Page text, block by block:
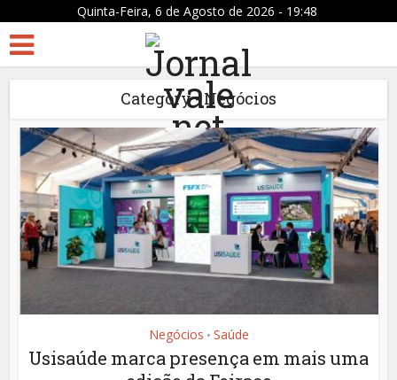
Quinta-Feira, 6 de Agosto de 2026 - 19:48
Category - Negócios
Negócios • Saúde
Usisaúde marca presença em mais uma